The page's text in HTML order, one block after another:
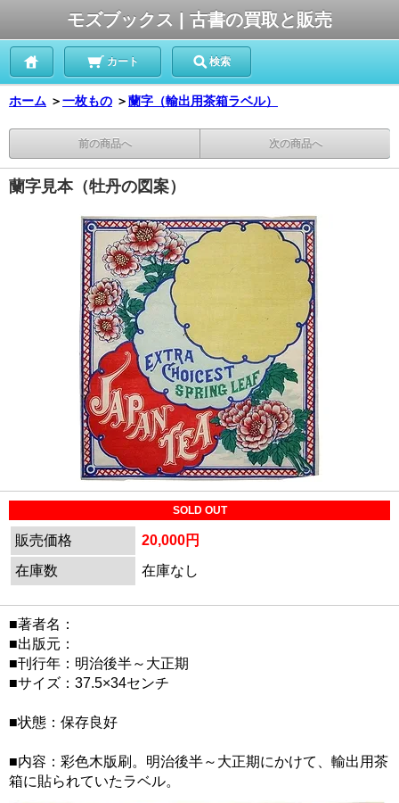
モズブックス | 古書の買取と販売
カート 検索
ホーム ＞一枚もの ＞蘭字（輸出用茶箱ラベル）
前の商品へ 次の商品へ
蘭字見本（牡丹の図案）
SOLD OUT
販売価格
20,000円
在庫数
在庫なし
■著者名：
■出版元：
■刊行年：明治後半～大正期
■サイズ：37.5×34センチ
■状態：保存良好
■内容：彩色木版刷。明治後半～大正期にかけて、輸出用茶
箱に貼られていたラベル。